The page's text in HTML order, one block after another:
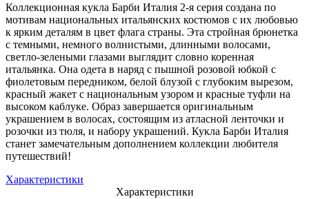
Коллекционная кукла Барби Италия 2-я серия создана по
мотивам национальных итальянских костюмов с их любовью
к ярким деталям в цвет флага страны. Эта стройная брюнетка
с темными, немного волнистыми, длинными волосами,
светло-зелеными глазами выглядит словно коренная
итальянка. Она одета в наряд с пышной розовой юбкой с
фиолетовым передником, белой блузой с глубоким вырезом,
красный жакет с национальным узором и красные туфли на
высоком каблуке. Образ завершается оригинальным
украшением в волосах, состоящим из атласной ленточки и
розочки из тюля, и набору украшений. Кукла Барби Италия
станет замечательным дополнением коллекции любителя
путешествий!
Характеристики
Характеристики